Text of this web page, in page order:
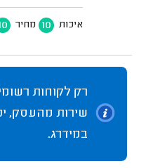
איכות 10 מחיר
רק לקוחות
שירות מהעסק,
במידרג.